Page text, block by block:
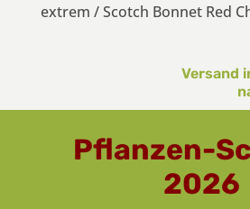
extrem /Scotch Bonnet Red
Versand
Pflanzen-
2026